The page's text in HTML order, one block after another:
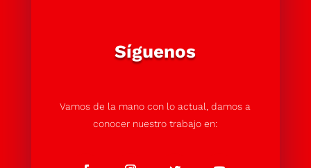
Síguenos
Vamos de la mano con lo actual, damos a
conocer nuestro trabajo en: